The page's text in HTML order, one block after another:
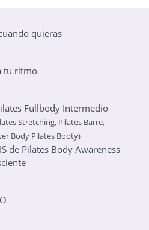
quieras
tu ritmo
Fullbody Intermedio
Stretching, Pilates Barre,
Body Pilates Booty)
de Pilates Body Awareness